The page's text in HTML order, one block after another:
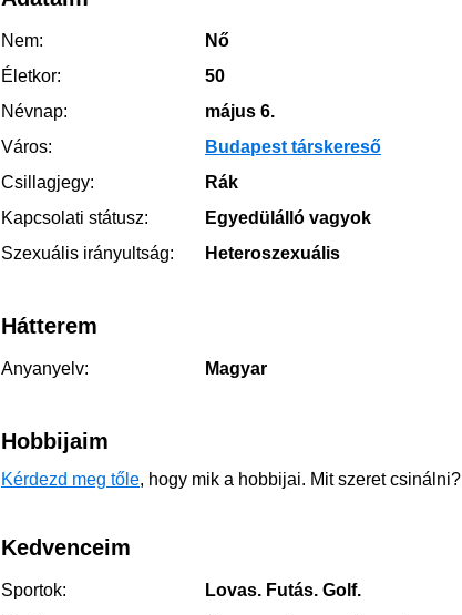
Nem:
Nő
Életkor:
50
Névnap:
május 6.
Város:
Budapest társkereső
Csillagjegy:
Rák
Kapcsolati státusz:
Egyedülálló vagyok
Szexuális irányultság:
Heteroszexuális
Hátterem
Anyanyelv: Magyar
Hobbijaim
Kérdezd meg tőle, hogy mik a hobbijai. Mit szeret csinálni?
Kedvenceim
Sportok:
Lovas. Futás. Golf.